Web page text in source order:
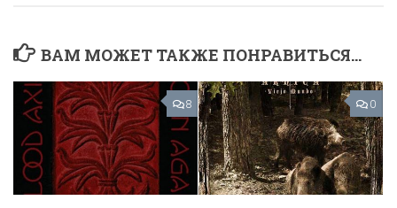
ВАМ МОЖЕТ ТАКЖЕ ПОНРАВИТЬСЯ...
8 0